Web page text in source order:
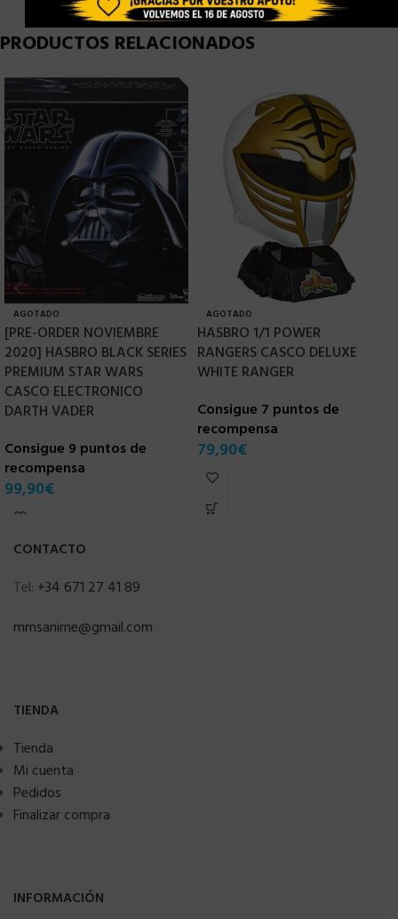
PRODUCTOS RELACIONADOS
AGOTADO
[PRE-ORDER NOVIEMBRE
2020] HASBRO BLACK SERIES
PREMIUM STAR WARS
CASCO ELECTRONICO
DARTH VADER
Consigue 9 puntos de
recompensa
99,90€
AGOTADO
HASBRO 1/1 POWER
RANGERS CASCO DELUXE
WHITE RANGER
Consigue 7 puntos de
recompensa
79,90€
CONTACTO
Tel: +34 671 27 41 89
mmsanime@gmail.com
TIENDA
Tienda
Mi cuenta
Pedidos
Finalizar compra
INFORMACIÓN